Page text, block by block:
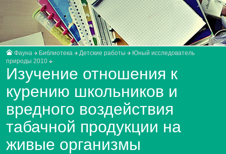
Фауна Библиотека Детские работы
Юный исследователь
природы 2010
Изучение отношения к
курению школьников и
вредного воздействия
табачной продукции на
живые организмы